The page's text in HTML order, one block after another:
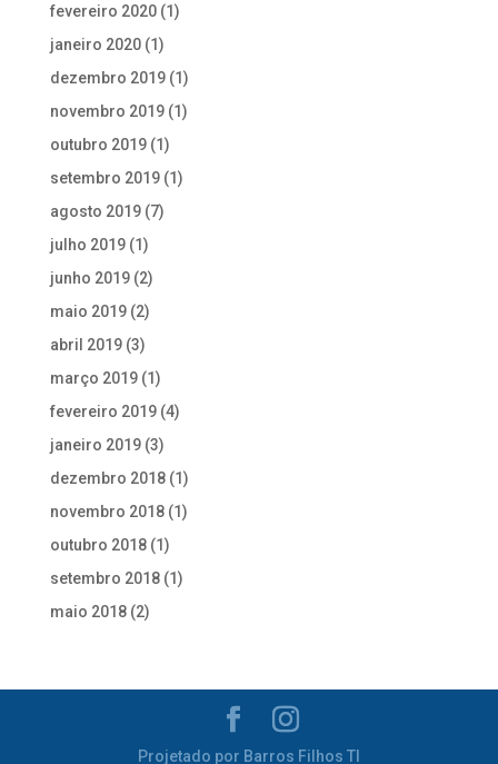
fevereiro 2020(1)
janeiro 2020(1)
dezembro 2019(1)
novembro 2019(1)
outubro 2019(1)
setembro 2019(1)
agosto 2019(7)
julho 2019(1)
junho 2019(2)
maio 2019(2)
abril 2019(3)
março 2019(1)
fevereiro 2019(4)
janeiro 2019(3)
dezembro 2018(1)
novembro 2018(1)
outubro 2018(1)
setembro 2018(1)
maio 2018(2)
Projetado por Barros Filhos TI